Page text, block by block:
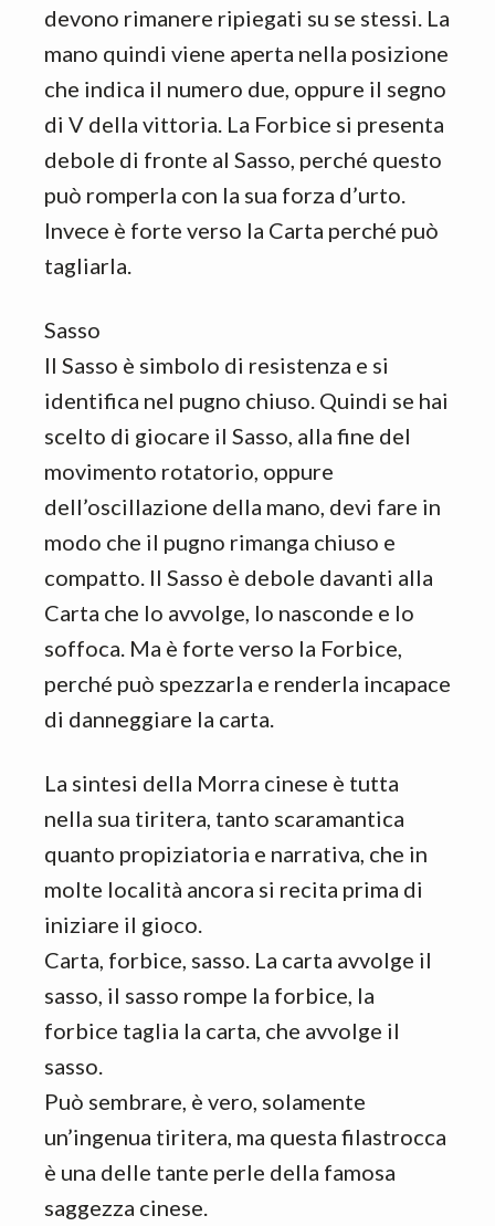
devono rimanere ripiegati su se stessi. La
mano quindi viene aperta nella posizione
che indica il numero due, oppure il segno
di V della vittoria. La Forbice si presenta
debole di fronte al Sasso, perché questo
può romperla con la sua forza d’urto.
Invece è forte verso la Carta perché può
tagliarla.
Sasso
Il Sasso è simbolo di resistenza e si
identifica nel pugno chiuso. Quindi se hai
scelto di giocare il Sasso, alla fine del
movimento rotatorio, oppure
dell’oscillazione della mano, devi fare in
modo che il pugno rimanga chiuso e
compatto. Il Sasso è debole davanti alla
Carta che lo avvolge, lo nasconde e lo
soffoca. Ma è forte verso la Forbice,
perché può spezzarla e renderla incapace
di danneggiare la carta.
La sintesi della Morra cinese è tutta
nella sua tiritera, tanto scaramantica
quanto propiziatoria e narrativa, che in
molte località ancora si recita prima di
iniziare il gioco.
Carta, forbice, sasso. La carta avvolge il
sasso, il sasso rompe la forbice, la
forbice taglia la carta, che avvolge il
sasso.
Può sembrare, è vero, solamente
un’ingenua tiritera, ma questa filastrocca
è una delle tante perle della famosa
saggezza cinese.